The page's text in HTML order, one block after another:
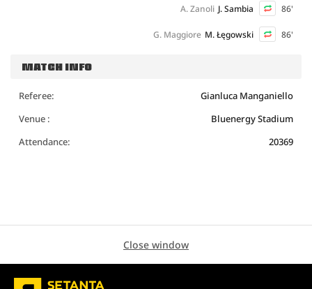
86'
J. Sambia
A. Zanoli
86'
M. Łęgowski
G. Maggiore
MATCH INFO
Referee:
Gianluca Manganiello
Venue :
Bluenergy Stadium
Attendance:
20369
Close window